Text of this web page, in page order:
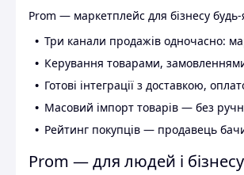
Prom — маркетплейс для бізнесу
Три канали продажів одночасно:
Керування товарами,
Готові інтеграції з доставкою,
Масовий імпорт товарів — без
Рейтинг покупців — продавець
Prom — для людей і бізнесу